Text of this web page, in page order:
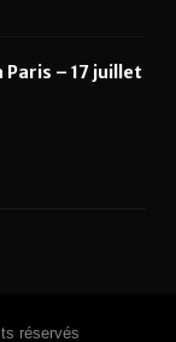
Paris – 17 juillet
réservés